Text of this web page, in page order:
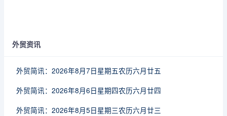
外贸资讯
外贸简讯：2026年8月7日星期五农历六月廿五
外贸简讯：2026年8月6日星期四农历六月廿四
外贸简讯：2026年8月5日星期三农历六月廿三